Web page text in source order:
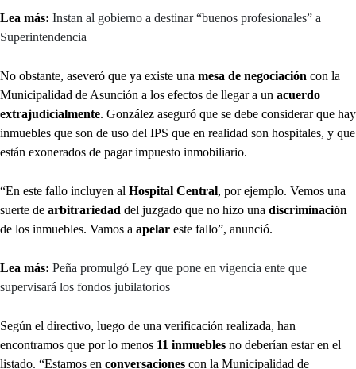
Lea más: Instan al gobierno a destinar “buenos profesionales” a
Superintendencia
No obstante, aseveró que ya existe una mesa de negociación con la
Municipalidad de Asunción a los efectos de llegar a un acuerdo
extrajudicialmente. González aseguró que se debe considerar que hay
inmuebles que son de uso del IPS que en realidad son hospitales, y que
están exonerados de pagar impuesto inmobiliario.
“En este fallo incluyen al Hospital Central, por ejemplo. Vemos una
suerte de arbitrariedad del juzgado que no hizo una discriminación
de los inmuebles. Vamos a apelar este fallo”, anunció.
Lea más: Peña promulgó Ley que pone en vigencia ente que
supervisará los fondos jubilatorios
Según el directivo, luego de una verificación realizada, han
encontramos que por lo menos 11 inmuebles no deberían estar en el
listado. “Estamos en conversaciones con la Municipalidad de